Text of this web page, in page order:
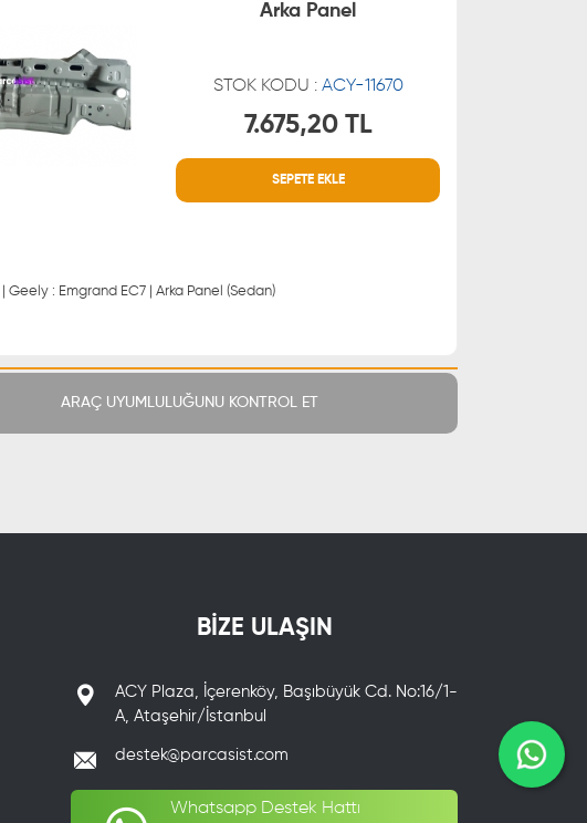
Arka Panel
STOK KODU : ACY-11670
7.675,20 TL
SEPETE EKLE
| Geely : Emgrand EC7 | Arka Panel (Sedan)
MÜŞTERİ HİZMETLERİ
ARAÇ UYUMLULUĞUNU KONTROL ET
BİZE ULAŞIN
ACY Plaza, İçerenköy, Başıbüyük Cd. No:16/1-
A, Ataşehir/İstanbul
destek@parcasist.com
Whatsapp Destek Hattı